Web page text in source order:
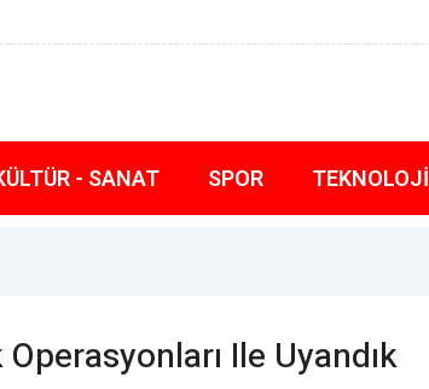
bir yeri var
- SANAT SPOR TEKNOLOJI
Ile Uyandık